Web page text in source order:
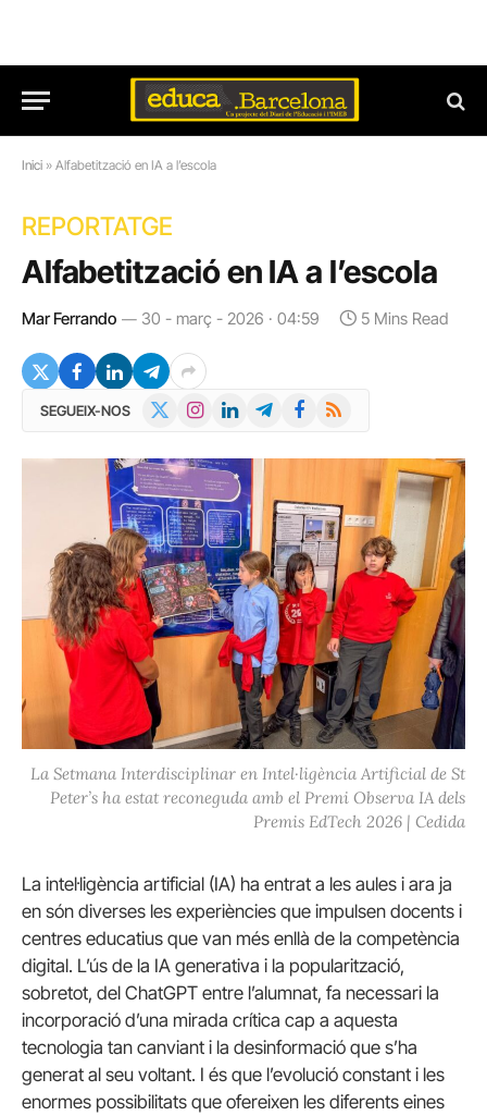
Inici » Alfabetització en IA a l’escola
REPORTATGE
Alfabetització en IA a l’escola
Mar Ferrando 30 - març - 2026 · 04:59 5 Mins Read
SEGUEIX-NOS InstagramLinkedInTelegramFacebook
RSS
La Setmana Interdisciplinar en Intel·ligència Artificial de St
Peter’s ha estat reconeguda amb el Premi Observa IA dels
Premis EdTech 2026 | Cedida
La intel·ligència artificial (IA) ha entrat a les aules i ara ja
en són diverses les experiències que impulsen docents i
centres educatius que van més enllà de la competència
digital. L’ús de la IA generativa i la popularització,
sobretot, del ChatGPT entre l’alumnat, fa necessari la
incorporació d’una mirada crítica cap a aquesta
tecnologia tan canviant i la desinformació que s’ha
generat al seu voltant. I és que l’evolució constant i les
enormes possibilitats que ofereixen les diferents eines